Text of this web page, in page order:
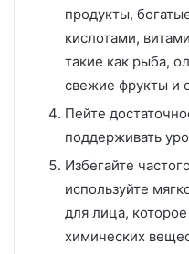
продукты,
кислотами,
такие как рыба,
свежие фрукты и
Пейте
поддерживать
Избегайте
используйте
для лица,
химических